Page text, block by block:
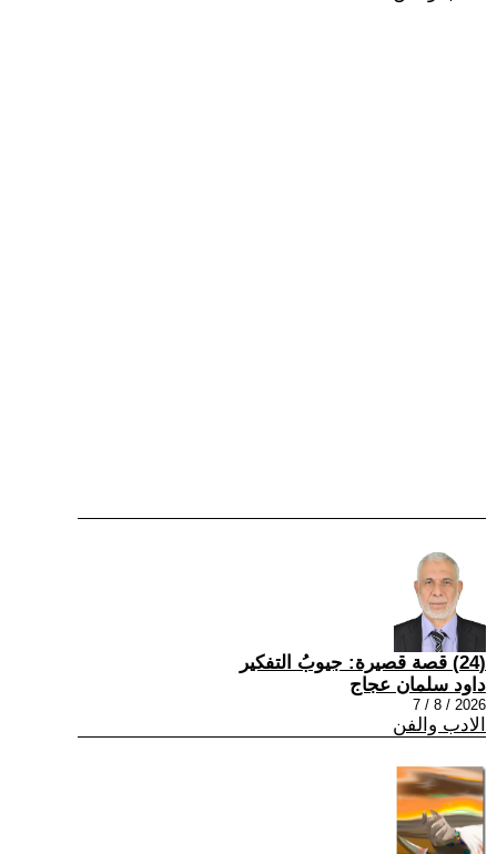
(24) قصة قصيرة: جيوبُ التفكير
داود سلمان عجاج
2026 / 8 / 7
الادب والفن